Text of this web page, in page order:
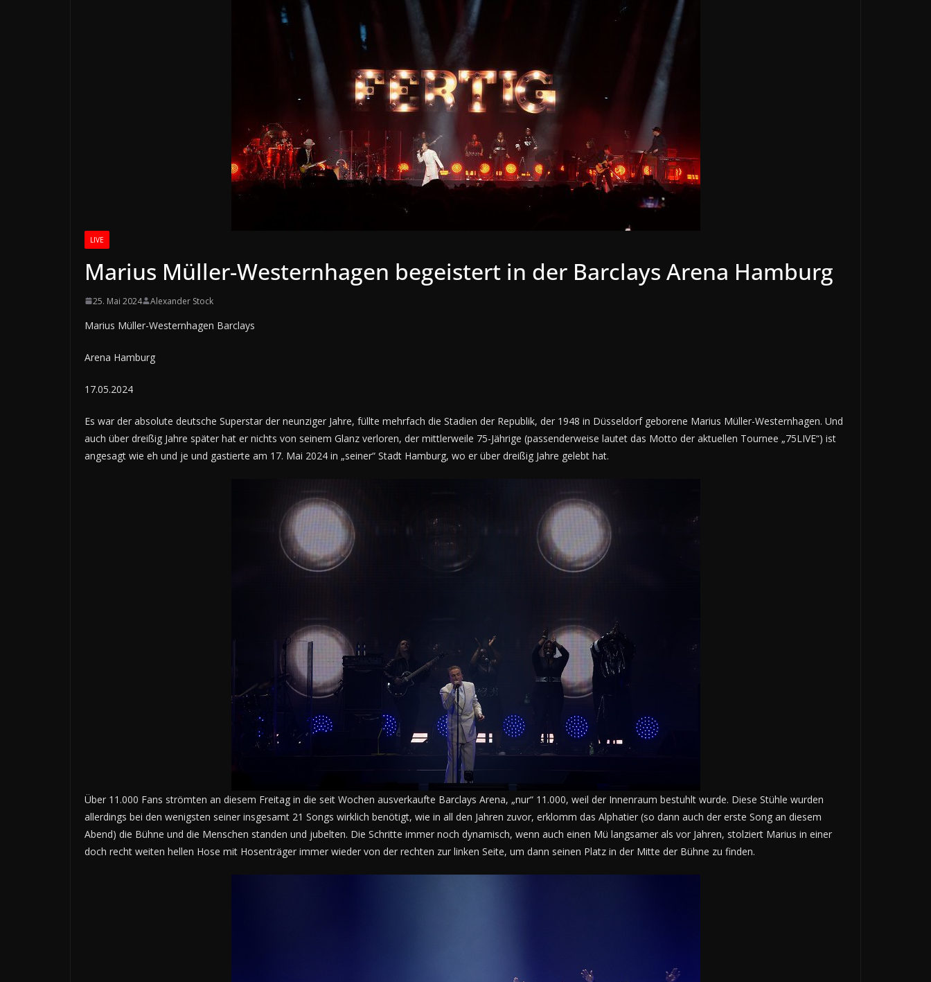
LIVE
Marius Müller-Westernhagen begeistert in der Barclays Arena Hamburg
25. Mai 2024 Alexander Stock
Marius Müller-Westernhagen Barclays
Arena Hamburg
17.05.2024
Es war der absolute deutsche Superstar der neunziger Jahre, füllte mehrfach die Stadien der Republik, der 1948 in Düsseldorf geborene Marius Müller-Westernhagen. Und
auch über dreißig Jahre später hat er nichts von seinem Glanz verloren, der mittlerweile 75-Jährige (passenderweise lautet das Motto der aktuellen Tournee „75LIVE“) ist
angesagt wie eh und je und gastierte am 17. Mai 2024 in „seiner“ Stadt Hamburg, wo er über dreißig Jahre gelebt hat.
Über 11.000 Fans strömten an diesem Freitag in die seit Wochen ausverkaufte Barclays Arena, „nur“ 11.000, weil der Innenraum bestuhlt wurde. Diese Stühle wurden
allerdings bei den wenigsten seiner insgesamt 21 Songs wirklich benötigt, wie in all den Jahren zuvor, erklomm das Alphatier (so dann auch der erste Song an diesem
Abend) die Bühne und die Menschen standen und jubelten. Die Schritte immer noch dynamisch, wenn auch einen Mü langsamer als vor Jahren, stolziert Marius in einer
doch recht weiten hellen Hose mit Hosenträger immer wieder von der rechten zur linken Seite, um dann seinen Platz in der Mitte der Bühne zu finden.